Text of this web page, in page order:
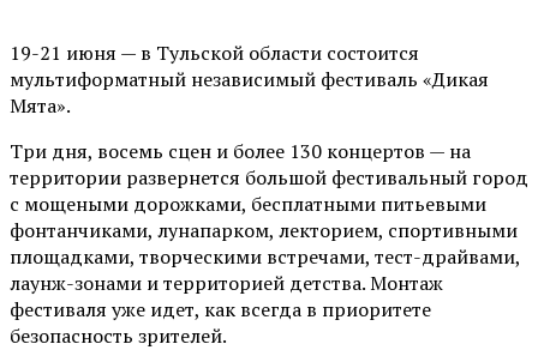
19-21 июня — в Тульской области состоится
мультиформатный независимый фестиваль «Дикая
Мята».
Три дня, восемь сцен и более 130 концертов — на
территории развернется большой фестивальный город
с мощеными дорожками, бесплатными питьевыми
фонтанчиками, лунапарком, лекторием, спортивными
площадками, творческими встречами, тест-драйвами,
лаунж-зонами и территорией детства. Монтаж
фестиваля уже идет, как всегда в приоритете
безопасность зрителей.